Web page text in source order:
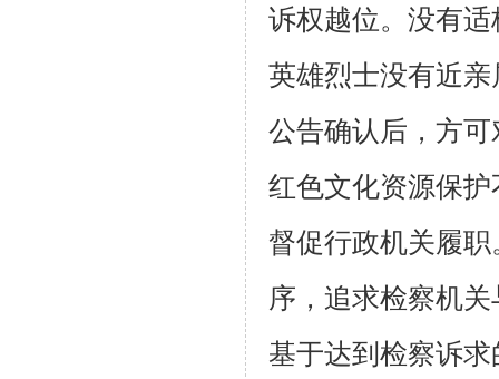
诉权越位。没有
英雄烈士没有近
公告确认后，方
红色文化资源保
督促行政机关履
序，追求检察机
基于达到检察诉